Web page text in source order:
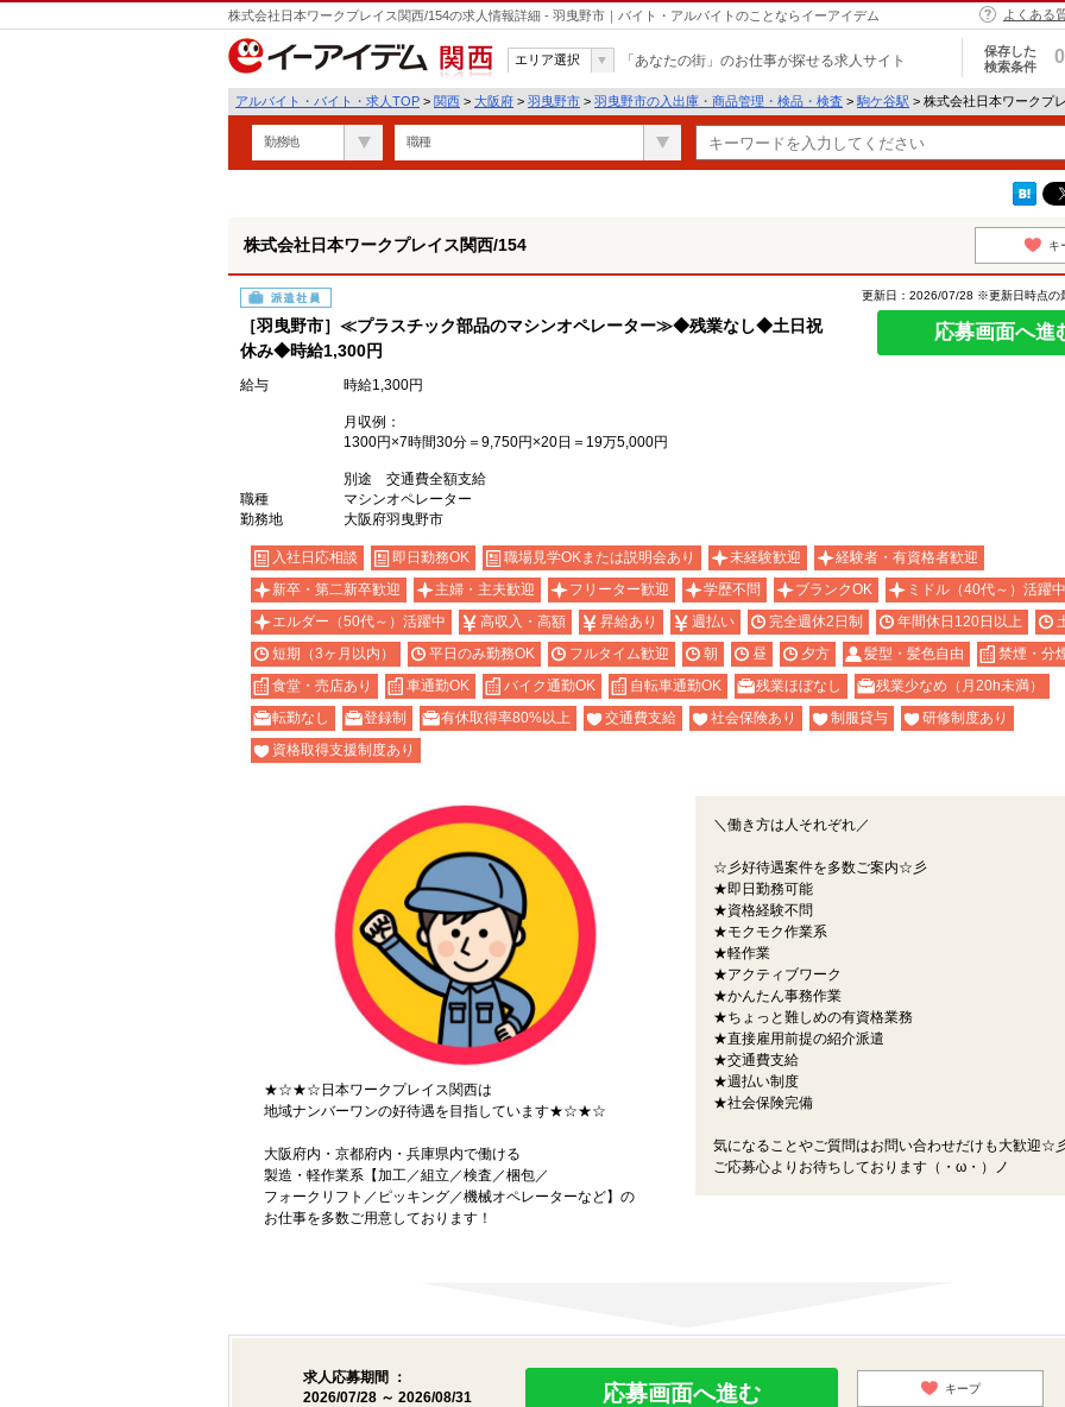
株式会社日本ワークプレイス関西/154の求人情報詳細 - 羽曳野市｜バイト・アルバイトのことならイーアイデム よくある
関西
エリア選択 「あなたの街」のお仕事が探せる求人サイト
保存した
検索条件
0
アルバイト・バイト・求人TOP > 関西 > 大阪府 > 羽曳野市 > 羽曳野市の入出庫・商品管理・検品・検査 > 駒ケ谷駅 > 株式会社日本ワークプ
勤務地 職種
株式会社日本ワークプレイス関西/154 キ
派遣社員
［羽曳野市］≪プラスチック部品のマシンオペレーター≫◆残業なし◆土日祝
休み◆時給1,300円
更新日：2026/07/28 ※更新日時点の
応募画面へ進
給与 時給1,300円
月収例：
1300円×7時間30分＝9,750円×20日＝19万5,000円
別途 交通費全額支給
職種
マシンオペレーター
勤務地
大阪府羽曳野市
入社日応相談 即日勤務OK 職場見学OKまたは説明会あり 未経験歓迎
経験者・有資格者歓迎
新卒・第二新卒歓迎
主婦・主夫歓迎 フリーター歓迎 学歴不問 ブランクOK
ミドル（40代～）活躍中
エルダー（50代～）活躍中
高収入・高額 昇給あり 週払い 完全週休2日制 年間休日120日以上
短期（3ヶ月以内）
平日のみ勤務OK フルタイム歓迎 朝 昼 夕方 髪型・髪色自由
禁煙・分
食堂・売店あり
車通勤OK バイク通勤OK 自転車通勤OK 残業ほぼなし
残業少なめ（月20h未満）
転勤なし
登録制 有休取得率80%以上 交通費支給 社会保険あり 制服貸与
研修制度あり
資格取得支援制度あり
★☆★☆日本ワークプレイス関西は
地域ナンバーワンの好待遇を目指しています★☆★☆
大阪府内・京都府内・兵庫県内で働ける
製造・軽作業系【加工／組立／検査／梱包／
フォークリフト／ピッキング／機械オペレーターなど】の
お仕事を多数ご用意しております！
＼働き方は人それぞれ／
☆彡好待遇案件を多数ご案内☆彡
★即日勤務可能
★資格経験不問
★モクモク作業系
★軽作業
★アクティブワーク
★かんたん事務作業
★ちょっと難しめの有資格業務
★直接雇用前提の紹介派遣
★交通費支給
★週払い制度
★社会保険完備
気になることやご質問はお問い合わせだけも大歓迎☆
ご応募心よりお待ちしております（・ω・）ノ
求人応募期間 ：
2026/07/28 ～ 2026/08/31
応募画面へ進む キープ